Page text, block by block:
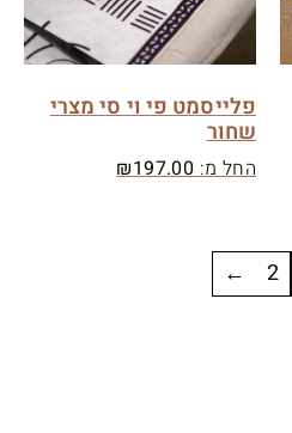
פלייסמט פי וי סי מצרי
שחור
החל מ: ₪197.00
2
←